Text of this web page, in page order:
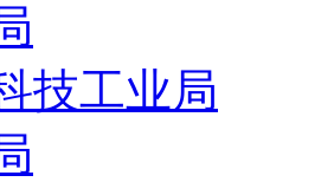
技工业局